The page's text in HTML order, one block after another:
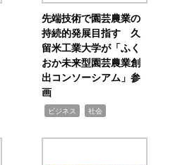
先端技術で園芸農業の
持続的発展目指す 久
留米工業大学が「ふく
おか未来型園芸農業創
出コンソーシアム」参
画
ビジネス 社会